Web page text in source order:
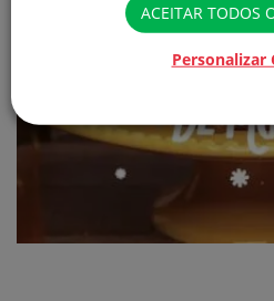
ACEITAR TODOS
Personalizar